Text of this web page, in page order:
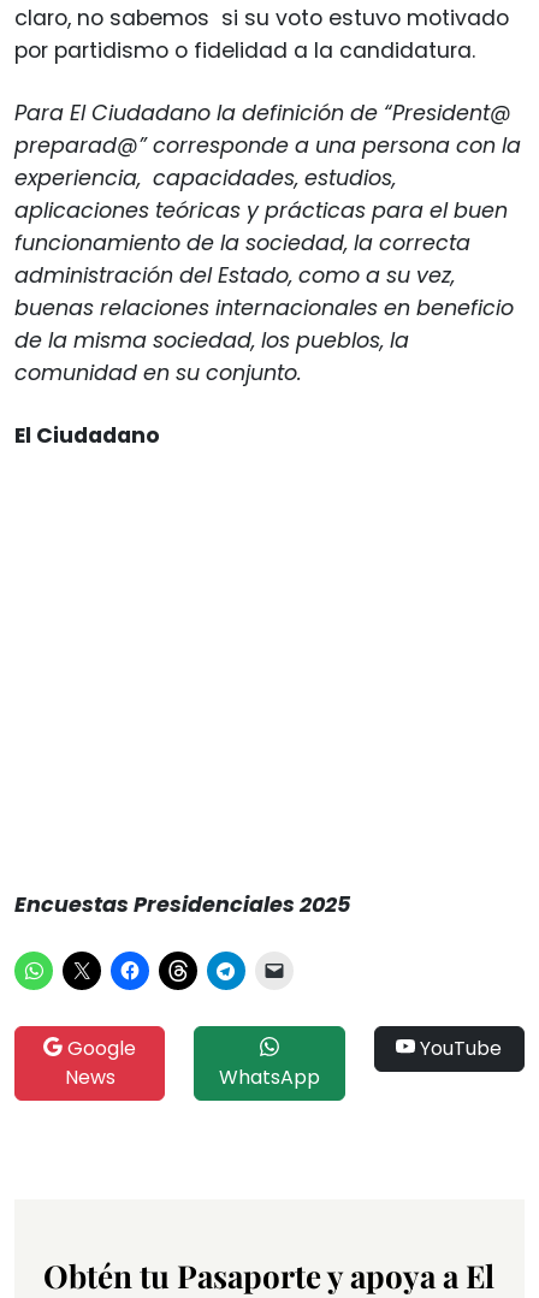
claro, no sabemos si su voto estuvo motivado
por partidismo o fidelidad a la candidatura.
Para El Ciudadano la definición de “President@
preparad@” corresponde a una persona con la
experiencia, capacidades, estudios,
aplicaciones teóricas y prácticas para el buen
funcionamiento de la sociedad, la correcta
administración del Estado, como a su vez,
buenas relaciones internacionales en beneficio
de la misma sociedad, los pueblos, la
comunidad en su conjunto.
El Ciudadano
Encuestas Presidenciales 2025
Google
News
WhatsApp
YouTube
Obtén tu Pasaporte y apoya a El